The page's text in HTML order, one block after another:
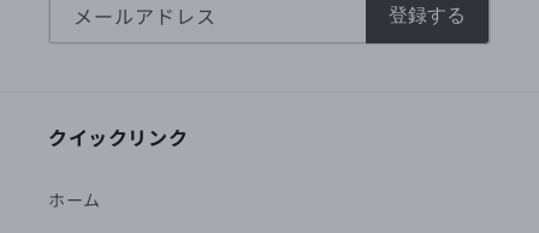
メールアドレス 登録する
クイックリンク
ホーム